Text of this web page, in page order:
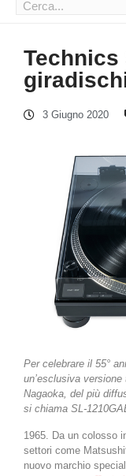
Technics
3 Giugno 2020
Per celebrare il 55°
un’esclusiva
Nagaoka, del più
si chiama SL-
1965. Da un colosso
settori come
nuovo marchio